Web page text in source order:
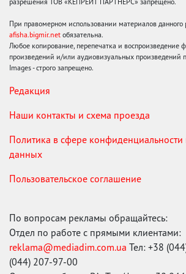
При правомерном использовании материалов данного
afisha.bigmir.net обязательна.
Любое копирование, перепечатка и воспроизведение
произведений и/или аудиовизуальных произведений
Images - строго запрещено.
Редакция
Наши контакты и схема проезда
Политика в сфере
данных
Пользовательское соглашение
По вопросам рекламы обращайтесь:
Отдел по работе с прямыми клиентами:
reklama@mediadim.com.ua Тел: +38
(044) 207-97-00